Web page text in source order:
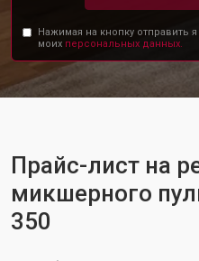
Нажимая на кнопку отправить
моих персональных данных.
Прайс-лист на
микшерного
350